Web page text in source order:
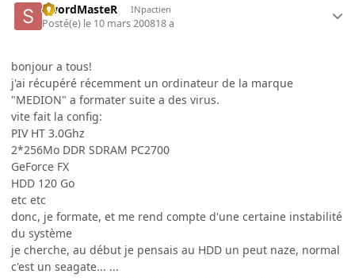
SwordMasteR INpactien
Posté(e) le 10 mars 200818 a
bonjour a tous!
j'ai récupéré récemment un ordinateur de la marque
"MEDION" a formater suite a des virus.
vite fait la config:
PIV HT 3.0Ghz
2*256Mo DDR SDRAM PC2700
GeForce FX
HDD 120 Go
etc etc
donc, je formate, et me rend compte d'une certaine instabilité
du système
je cherche, au début je pensais au HDD un peut naze, normal
c'est un seagate... ...